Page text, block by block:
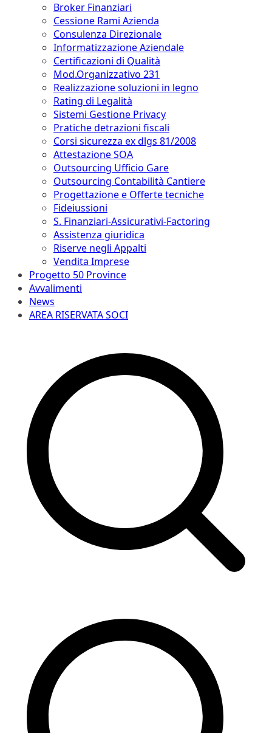
Broker Finanziari
Cessione Rami Azienda
Consulenza Direzionale
Informatizzazione Aziendale
Certificazioni di Qualità
Mod.Organizzativo 231
Realizzazione soluzioni in legno
Rating di Legalità
Sistemi Gestione Privacy
Pratiche detrazioni fiscali
Corsi sicurezza ex dlgs 81/2008
Attestazione SOA
Outsourcing Ufficio Gare
Outsourcing Contabilità Cantiere
Progettazione e Offerte tecniche
Fideiussioni
S. Finanziari-Assicurativi-Factoring
Assistenza giuridica
Riserve negli Appalti
Vendita Imprese
Progetto 50 Province
Avvalimenti
News
AREA RISERVATA SOCI